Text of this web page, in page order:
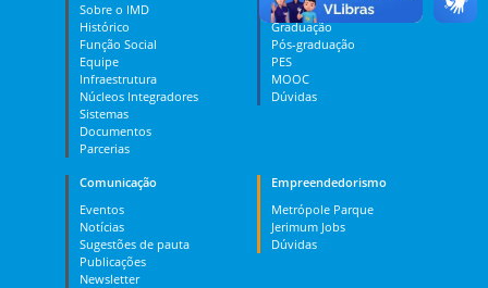
Sobre o IMD
Histórico
Função Social
Equipe
Infraestrutura
Núcleos Integradores
Sistemas
Documentos
Parcerias
Curso Técnico
Graduação
Pós-graduação
PES
MOOC
Dúvidas
Comunicação
Eventos
Notícias
Sugestões de pauta
Publicações
Newsletter
Empreendedorismo
Metrópole Parque
Jerimum Jobs
Dúvidas